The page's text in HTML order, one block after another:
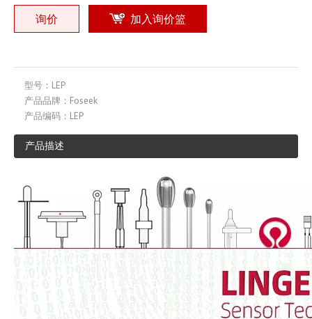
询价 加入询价篮
型号： LEP
产品品牌： Foseek
产品编码： LEP
产品描述